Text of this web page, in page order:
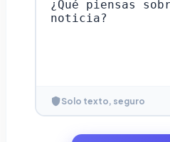
Solo texto, seguro